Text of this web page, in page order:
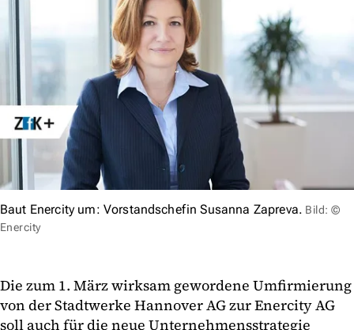
Baut Enercity um: Vorstandschefin Susanna Zapreva. Bild: ©
Enercity
Die zum 1. März wirksam gewordene Umfirmierung
von der Stadtwerke Hannover AG zur Enercity AG
soll auch für die neue Unternehmensstrategie